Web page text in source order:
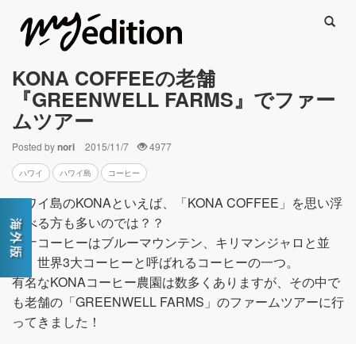
KONA COFFEEの老舗
『GREENWELL FARMS』でファー
ムツアー
Posted bynori 2015/11/7 4977
ハワイ ハワイ島 コーヒー
ハワイ島のKONAといえば、「KONA COFFEE」を思い浮
かべる方も多いのでは？？
コナコーヒーはブルーマウンテン、キリマンジャロと並
び、世界3大コーヒーと呼ばれるコーヒーの一つ。
有名なKONAコーヒー農園は数多くありますが、その中で
も老舗の「GREENWELL FARMS」のファームツアーに行
ってきました！